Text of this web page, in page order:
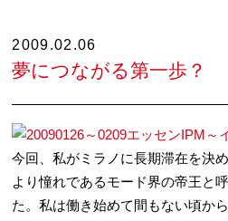
2009.02.06
夢につながる第一歩？
今回、私がミラノに長期滞在を決
より憧れであるモード界の帝王と
た。私は働き始めて間もない頃か